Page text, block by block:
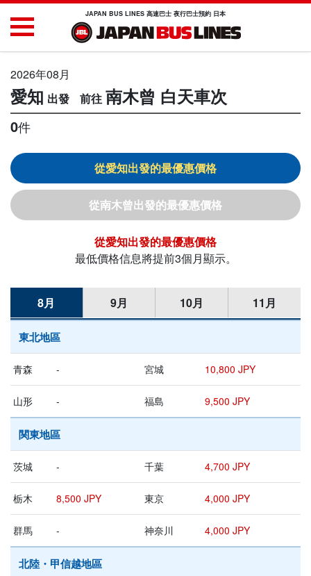
JAPAN BUS LINES 高速巴士 夜行巴士預約 日本
2026年08月
愛知 南木曾 白天車次
0件
愛知
南木曾
愛知
最低價格信息將提前3個月顯示。
8月 9月 10月 11月
東北地區
青森 - 宮城 10,800 JPY
山形 - 福島 9,500 JPY
関東地區
茨城 - 千葉 4,700 JPY
栃木 8,500 JPY 東京 4,000 JPY
群馬 - 神奈川 4,000 JPY
北陸・甲信越地區